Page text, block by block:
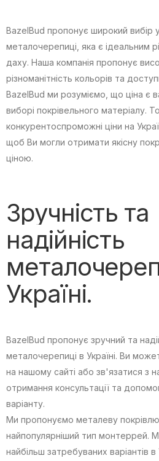
BazelBud пропонує широкий вибір
металочерепиці, яка є ідеальним
даху. Наша компанія пропонує
різноманітність кольорів та
BazelBud ми розуміємо, що ціна є
виборі покрівельного матеріалу.
конкурентоспроможні ціни на
щоб Ви могли отримати якісну
ціною.
Зручність та
надійність
Україні.
BazelBud пропонує зручний та
металочерепиці в Україні. Ви
на нашому сайті або зв'язатися з
отримання консультації та
варіанту.
Ми пропонуємо металеву
найпопулярніший тип монтеррей.
найбільш затребуваних варіантів в